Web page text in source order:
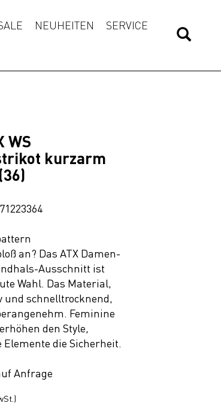
NEUHEITEN
SERVICE
WS
kurzarm
an? Das ATX Damen-
Ausschnitt ist
Wahl. Das Material,
schnelltrocknend,
Feminine
den Style,
die Sicherheit.
Anfrage